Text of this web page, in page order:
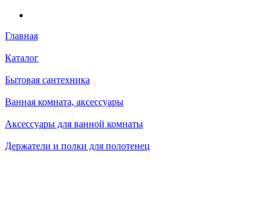
Главная
Каталог
Бытовая сантехника
Ванная комната, аксессуары
Аксессуары для ванной комнаты
Держатели и полки для полотенец